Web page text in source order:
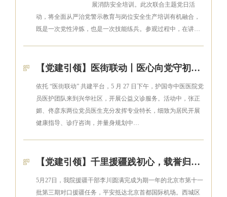
展消防安全培训。此次联合主题党日活
动，将全面从严治党警示教育与岗位安全生产培训有机融合，
既是一次党性淬炼，也是一次技能练兵。参观过程中，在讲…
【党建引领】医街联动丨医心向党守初心 下沉服务护健康——护国寺中医医院走进什刹海街道开展义诊活动
依托 “医街联动” 共建平台，5 月 27 日下午，护国寺中医医院党
员医护团队来到兴华社区，开展公益义诊服务。活动中，张正
媚、佟彦东两位党员医生充分发挥专业特长，细致为居民开展
健康指导、诊疗咨询，并量身规划中…
【党建引领】千里援疆践初心，载誉归来显担当——护国寺中医医院援疆干部李川圆满完成任务载誉返京
5月27日，我院援疆干部李川圆满完成为期一年的北京市第十一
批第三期对口援疆任务，平安抵达北京首都国际机场。西城区